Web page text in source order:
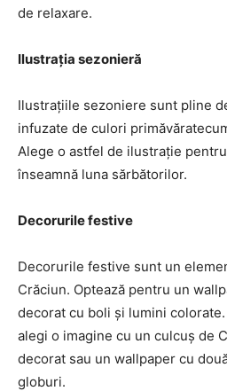
de relaxare.
Ilustrația sezonieră
Ilustrațiile sezoniere sunt pline
infuzate de culori
Alege o astfel de ilustrație
înseamnă luna sărbătorilor.
Decorurile festive
Decorurile festive sunt un
Crăciun. Optează pentru un
decorat cu boli și lumini
alegi o imagine cu un culcuș de
decorat sau un wallpaper cu
globuri.